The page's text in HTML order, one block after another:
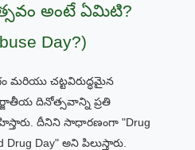
అంటే ఏమిటి?
Day?)
మరియు చట్టవిరుద్ధమైన
దినోత్సవాన్ని ప్రతి
దీనిని సాధారణంగా "Drug
Day" అని పిలుస్తారు.